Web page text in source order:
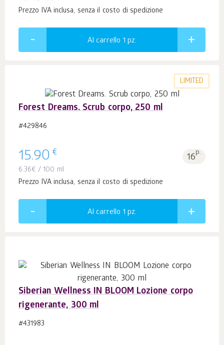
Prezzo IVA inclusa, senza il costo di spedizione
Al carrello 1 pz.
LIMITED
Forest Dreams. Scrub corpo, 250 ml
#429846
15.90 € 16p.
6.36€ / 100 ml
Prezzo IVA inclusa, senza il costo di spedizione
Al carrello 1 pz.
Siberian Wellness IN BLOOM Lozione corpo
rigenerante, 300 ml
#431983